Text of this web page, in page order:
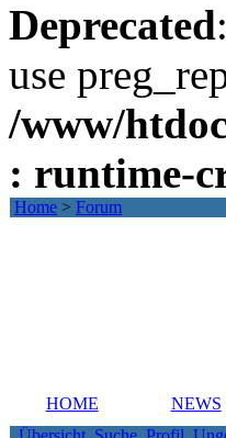
Deprecated
use
/www/
: runtime-
Home > Forum
HOME NEWS